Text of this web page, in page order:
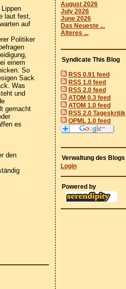
laut fest,
auf
Politiker
einem
So
Sack
Was
und
gemacht
es
den
August 2026
July 2026
June 2026
Das Neueste ...
Älteres ...
Syndicate This Blog
RSS 0.91 feed
RSS 1.0 feed
RSS 2.0 feed
ATOM 0.3 feed
ATOM 1.0 feed
RSS 2.0 Tageskritik
OPML 1.0 feed
Verwaltung des Blogs
Login
Powered by